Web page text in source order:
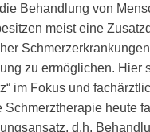
Behandlung von
meist eine
zu ermöglichen. Hier
im Fokus und
Schmerztherapie heute
d.h.